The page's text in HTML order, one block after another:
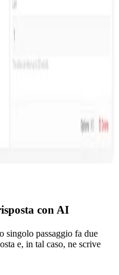
con AI
singolo passaggio fa due
e, in tal caso, ne scrive